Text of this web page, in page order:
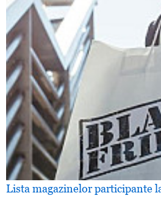
Lista magazinelor participante